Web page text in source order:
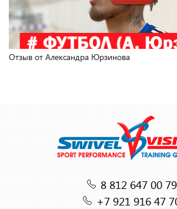
Отзыв от Александра Юрзинова
8 812 647 00 79
+7 921 916 47